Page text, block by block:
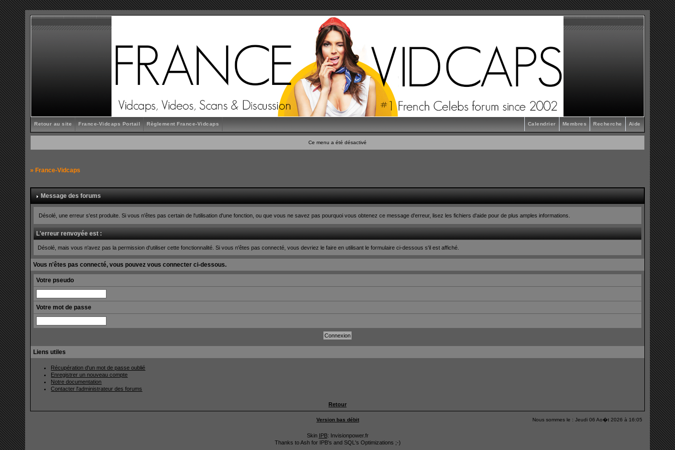
Retour au site France-Vidcaps Portail Règlement France-Vidcaps Aide
Recherche
Membres
Calendrier
Ce menu a été désactivé
» France-Vidcaps
Message des forums
Désolé, une erreur s'est produite. Si vous n'êtes pas certain de l'utilisation d'une fonction, ou que vous ne savez pas pourquoi vous obtenez ce message d'erreur, lisez les fichiers d'aide pour de plus amples informations.
L'erreur renvoyée est :
Désolé, mais vous n'avez pas la permission d'utiliser cette fonctionnalité. Si vous n'êtes pas connecté, vous devriez le faire en utilisant le formulaire ci-dessous s'il est affiché.
Vous n'êtes pas connecté, vous pouvez vous connecter ci-dessous.
Votre pseudo
Votre mot de passe
Liens utiles
Récupération d'un mot de passe oublié
Enregistrer un nouveau compte
Notre documentation
Contacter l'administrateur des forums
Retour
Version bas débit Nous sommes le : Jeudi 06 Ao�t 2026 à 16:05
Skin IPB: Invisionpower.fr
Thanks to Ash for IPB's and SQL's Optimizations ;-)